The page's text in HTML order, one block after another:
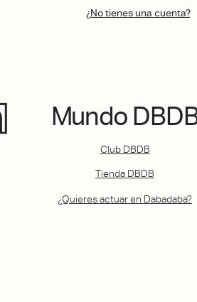
¿No tienes una cuenta?
Mundo
Club DBDB
Tienda DBDB
¿Quieres actuar en Dabadaba?